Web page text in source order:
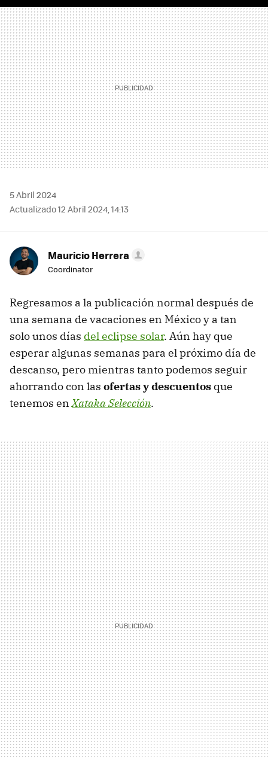
MAIL
5 Abril 2024
Actualizado 12 Abril 2024, 14:13
Mauricio Herrera
Coordinator
Regresamos a la publicación normal después de
una semana de vacaciones en México y a tan
solo unos días del eclipse solar. Aún hay que
esperar algunas semanas para el próximo día de
descanso, pero mientras tanto podemos seguir
ahorrando con las ofertas y descuentos que
tenemos enXataka Selección.